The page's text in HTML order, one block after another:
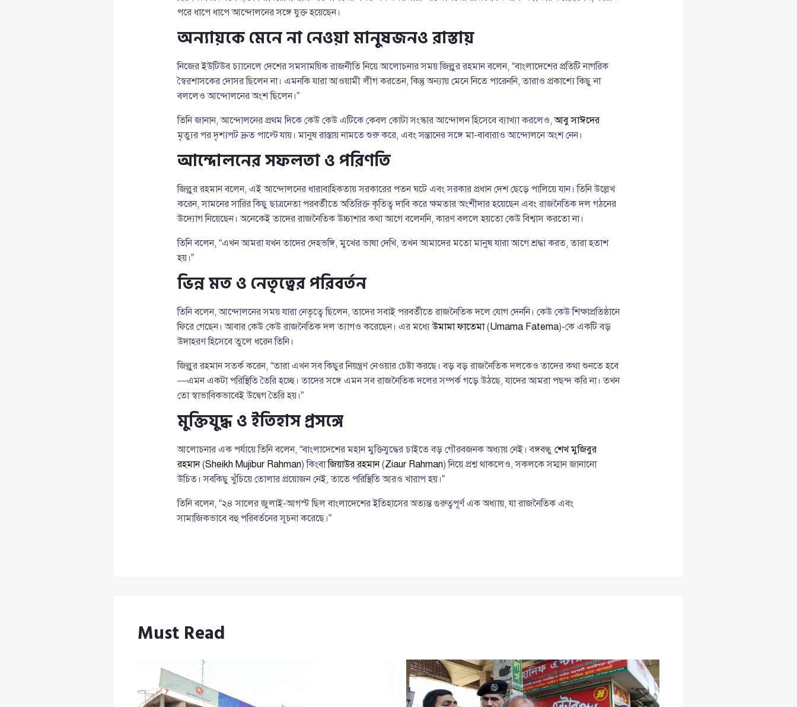
পরে ধাপে ধাপে আন্দোলনের সঙ্গে যুক্ত হয়েছেন।
অন্যায়কে মেনে না নেওয়া মানুষজনও রাস্তায়
নিজের ইউটিউব চ্যানেলে দেশের সমসাময়িক রাজনীতি নিয়ে আলোচনার সময় জিল্লুর রহমান বলেন, “বাংলাদেশের প্রতিটি নাগরিক
স্বৈরশাসকের দোসর ছিলেন না। এমনকি যারা আওয়ামী লীগ করতেন, কিন্তু অন্যায় মেনে নিতে পারেননি, তারাও প্রকাশ্যে কিছু না
বললেও আন্দোলনের অংশ ছিলেন।”
তিনি জানান, আন্দোলনের প্রথম দিকে কেউ কেউ এটিকে কেবল কোটা সংস্কার আন্দোলন হিসেবে ব্যাখ্যা করলেও,আবু সাঈদের
মৃত্যুর পর দৃশ্যপট দ্রুত পাল্টে যায়। মানুষ রাস্তায় নামতে শুরু করে, এবং সন্তানের সঙ্গে মা-বাবারাও আন্দোলনে অংশ নেন।
আন্দোলনের সফলতা ও পরিণতি
জিল্লুর রহমান বলেন, এই আন্দোলনের ধারাবাহিকতায় সরকারের পতন ঘটে এবং সরকার প্রধান দেশ ছেড়ে পালিয়ে যান। তিনি উল্লেখ
করেন, সামনের সারির কিছু ছাত্রনেতা পরবর্তীতে অতিরিক্ত কৃতিত্ব দাবি করে ক্ষমতার অংশীদার হয়েছেন এবং রাজনৈতিক দল গঠনের
উদ্যোগ নিয়েছেন। অনেকেই তাদের রাজনৈতিক উচ্চাশার কথা আগে বলেননি, কারণ বললে হয়তো কেউ বিশ্বাস করতো না।
তিনি বলেন, “এখন আমরা যখন তাদের দেহভঙ্গি, মুখের ভাষা দেখি, তখন আমাদের মতো মানুষ যারা আগে শ্রদ্ধা করত, তারা হতাশ
হয়।”
ভিন্ন মত ও নেতৃত্বের পরিবর্তন
তিনি বলেন, আন্দোলনের সময় যারা নেতৃত্বে ছিলেন, তাদের সবাই পরবর্তীতে রাজনৈতিক দলে যোগ দেননি। কেউ কেউ শিক্ষাপ্রতিষ্ঠানে
ফিরে গেছেন। আবার কেউ কেউ রাজনৈতিক দল ত্যাগও করেছেন। এর মধ্যেউমামা ফাতেমা(Umama Fatema)-কে একটি বড়
উদাহরণ হিসেবে তুলে ধরেন তিনি।
জিল্লুর রহমান সতর্ক করেন, “তারা এখন সব কিছুর নিয়ন্ত্রণ নেওয়ার চেষ্টা করছে। বড় বড় রাজনৈতিক দলকেও তাদের কথা শুনতে হবে
—এমন একটা পরিস্থিতি তৈরি হচ্ছে। তাদের সঙ্গে এমন সব রাজনৈতিক দলের সম্পর্ক গড়ে উঠছে, যাদের আমরা পছন্দ করি না। তখন
তো স্বাভাবিকভাবেই উদ্বেগ তৈরি হয়।”
মুক্তিযুদ্ধ ও ইতিহাস প্রসঙ্গে
আলোচনার এক পর্যায়ে তিনি বলেন, “বাংলাদেশের মহান মুক্তিযুদ্ধের চাইতে বড় গৌরবজনক অধ্যায় নেই। বঙ্গবন্ধু শেখ মুজিবুর
রহমান(Sheikh Mujibur Rahman) কিংবাজিয়াউর রহমান(Ziaur Rahman) নিয়ে প্রশ্ন থাকলেও, সকলকে সম্মান জানানো
উচিত। সবকিছু খুঁচিয়ে তোলার প্রয়োজন নেই, তাতে পরিস্থিতি আরও খারাপ হয়।”
তিনি বলেন, “২৪ সালের জুলাই-আগস্ট ছিল বাংলাদেশের ইতিহাসের অত্যন্ত গুরুত্বপূর্ণ এক অধ্যায়, যা রাজনৈতিক এবং
সামাজিকভাবে বহু পরিবর্তনের সূচনা করেছে।”
Must Read